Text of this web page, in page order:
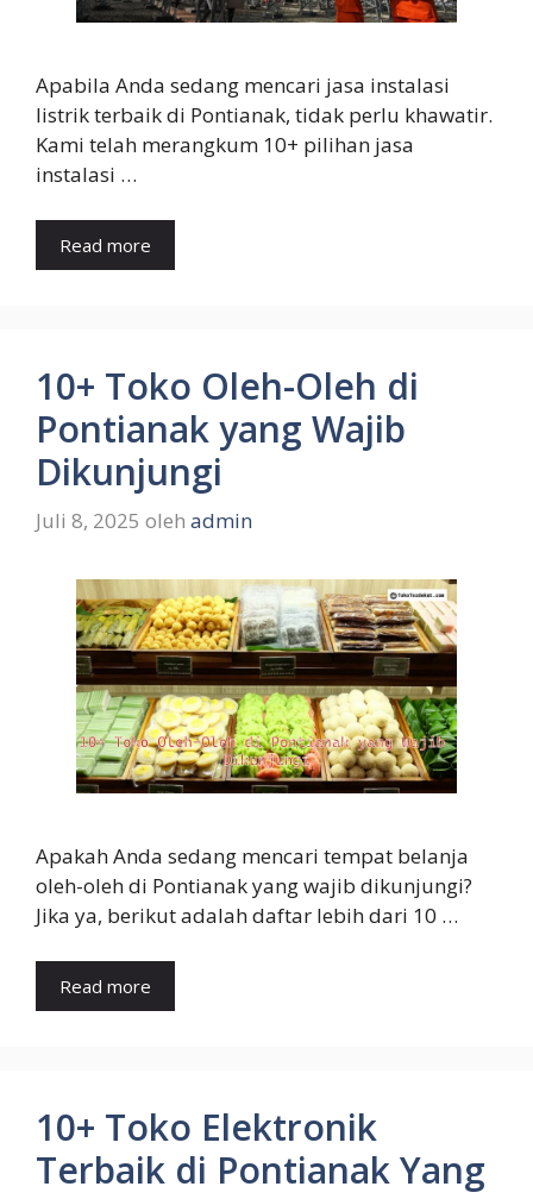
Apabila Anda sedang mencari jasa instalasi
listrik terbaik di Pontianak, tidak perlu khawatir.
Kami telah merangkum 10+ pilihan jasa
instalasi …
Read more
10+ Toko Oleh-Oleh di
Pontianak yang Wajib
Dikunjungi
Juli 8, 2025 oleh admin
Apakah Anda sedang mencari tempat belanja
oleh-oleh di Pontianak yang wajib dikunjungi?
Jika ya, berikut adalah daftar lebih dari 10 …
Read more
10+ Toko Elektronik
Terbaik di Pontianak Yang